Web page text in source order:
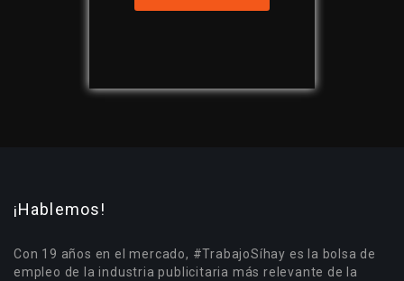
¡Hablemos!
Con 19 años en el mercado, #TrabajoSíhay es la bolsa de
empleo de la industria publicitaria más relevante de la